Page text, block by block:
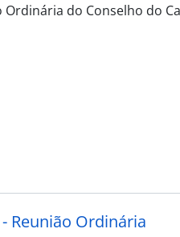
Ordinária do Conselho do
Reunião Ordinária